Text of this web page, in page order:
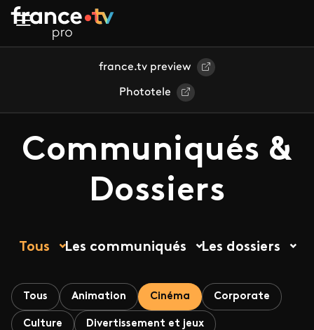
Aller au contenu principal
france.tv preview
Phototele
Communiqués &
Dossiers
Tous Les communiqués Les dossiers
Tous Animation Cinéma Corporate
Culture Divertissement et jeux